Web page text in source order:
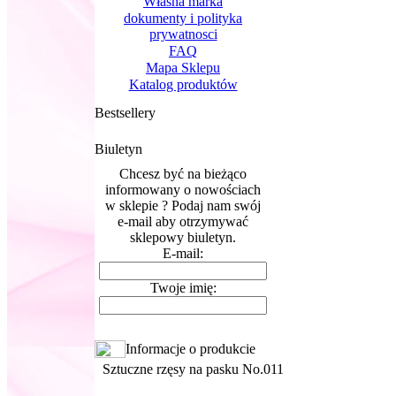
dokumenty i polityka
prywatnosci
FAQ
Mapa Sklepu
Katalog produktów
Bestsellery
Biuletyn
Chcesz być na bieżąco
informowany o nowościach
w sklepie ? Podaj nam swój
e-mail aby otrzymywać
sklepowy biuletyn.
E-mail:
Twoje imię:
Informacje o produkcie
Sztuczne rzęsy na pasku No.011